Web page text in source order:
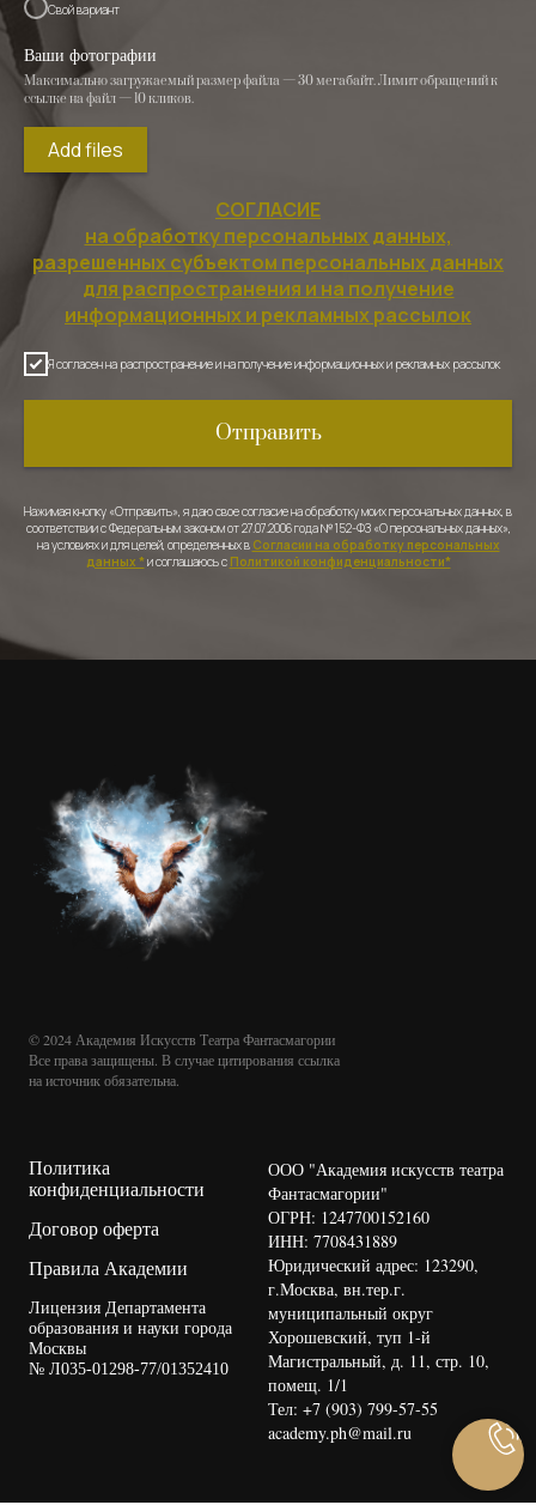
Свой вариант
Ваши фотографии
Максимально загружаемый размер файла — 30 мегабайт. Лимит обращений к
ссылке на файл — 10 кликов.
Add files
СОГЛАСИЕ
на обработку персональных данных,
разрешенных субъектом персональных данных
для распространения и на получение
информационных и рекламных рассылок
Я согласен на распространение и на получение информационных и рекламных рассылок
Отправить
Нажимая кнопку «Отправить», я даю свое согласие на обработку моих персональных данных, в
соответствии с Федеральным законом от 27.07.2006 года №152-ФЗ «О персональных данных»,
на условиях и для целей, определенных в Согласии на обработку персональных
данных * и соглашаюсь с Политикой конфиденциальности*
© 2024 Академия Искусств Театра Фантасмагории
Все права защищены. В случае цитирования ссылка
на источник обязательна.
Политика
конфиденциальности
Договор оферта
Правила Академии
Лицензия Департамента
образования и науки города
Москвы
№ Л035-01298-77/01352410
ООО "Академия искусств театра
Фантасмагории"
ОГРН: 1247700152160
ИНН: 7708431889
Юридический адрес: 123290,
г.Москва, вн.тер.г.
муниципальный округ
Хорошевский, туп 1-й
Магистральный, д. 11, стр. 10,
помещ. 1/1
Тел: +7 (903) 799-57-55
academy.ph@mail.ru